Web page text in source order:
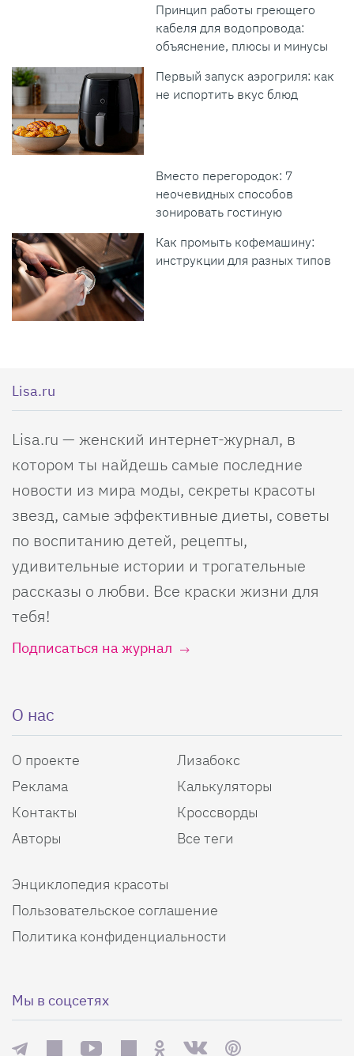
Принцип работы греющего
кабеля для водопровода:
объяснение, плюсы и минусы
Первый запуск аэрогриля: как
не испортить вкус блюд
Вместо перегородок: 7
неочевидных способов
зонировать гостиную
Как промыть кофемашину:
инструкции для разных типов
Lisa.ru
Lisa.ru — женский интернет-журнал, в
котором ты найдешь самые последние
новости из мира моды, секреты красоты
звезд, самые эффективные диеты, советы
по воспитанию детей, рецепты,
удивительные истории и трогательные
рассказы о любви. Все краски жизни для
тебя!
Подписаться на журнал
О нас
О проекте
Реклама
Контакты
Авторы
Лизабокс
Калькуляторы
Кроссворды
Все теги
Энциклопедия красоты
Пользовательское соглашение
Политика конфиденциальности
Мы в соцсетях